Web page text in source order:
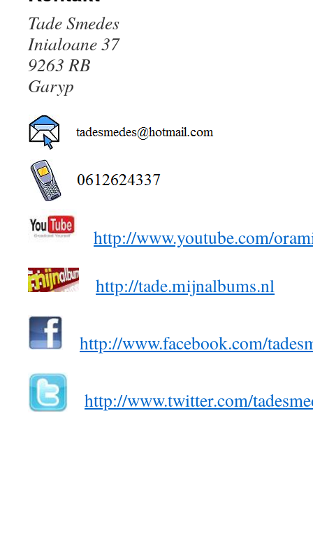
Tade Smedes
Inialoane 37
9263 RB
Garyp
http://www.youtube.com/
http://tade.mijnalbums.nl
http://www.facebook.com/
http://www.twitter.com/